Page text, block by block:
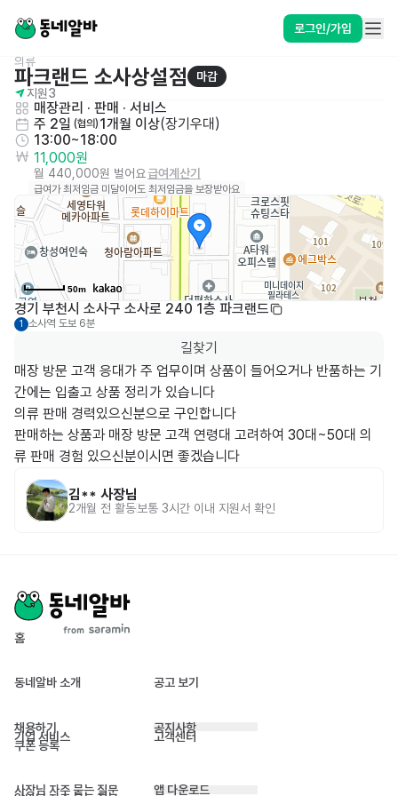
로그인/가입
의류
파크랜드 소사상설점
마감
지원3
매장관리 · 판매 · 서비스
주 2일 (협의) 1개월 이상(장기우대 )
13:00~18:00
11,000원
월 440,000원 벌어요급여계산기
급여가 최저임금 미달이어도 최저임금을 보장받아요
50m
경기 부천시 소사구 소사로 240 1층 파크랜드
1 소사역 도보 6분
길찾기
매장 방문 고객 응대가 주 업무이며 상품이 들어오거나 반품하는 기
간에는 입출고 상품 정리가 있습니다
의류 판매 경력있으신분으로 구인합니다
판매하는 상품과 매장 방문 고객 연령대 고려하여 30대~50대 의
류 판매 경험 있으신분이시면 좋겠습니다
김** 사장님
2개월 전 활동 보통 3시간 이내 지원서 확인
홈
동네알바 소개 공고 보기
채용하기
기업 서비스
쿠폰 등록
공지사항
고객센터
사장님 자주 묻는 질문 앱 다운로드